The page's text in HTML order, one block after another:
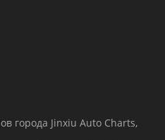
города Jinxiu Auto Charts,